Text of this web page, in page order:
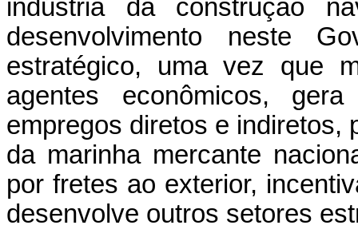
indústria da construção
desenvolvimento neste
estratégico, uma vez que
agentes econômicos,
empregos diretos e indiretos,
da marinha mercante
por fretes ao exterior,
desenvolve outros setores